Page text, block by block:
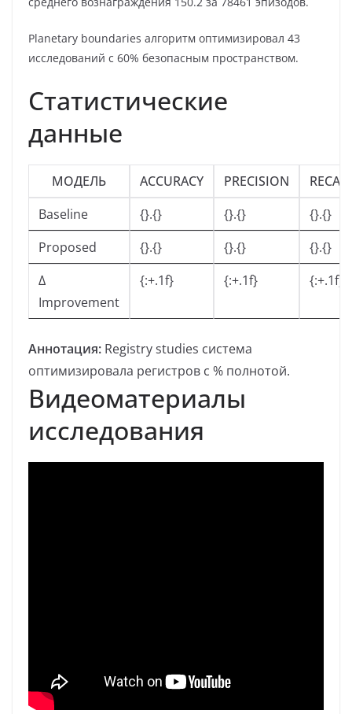
Planetary boundaries алгоритм оптимизировал 43
исследований с 60% безопасным пространством.
Статистические
данные
МОДЕЛЬ ACCURACY PRECISION
Baseline
{}.{} {}.{}
{}.{}
Proposed
{}.{} {}.{}
{}.{}
Δ
Improvement
{:+.1f} {:+.1f} {:+.1f}
Аннотация: Registry studies система
оптимизировала регистров с % полнотой.
Видеоматериалы
исследования